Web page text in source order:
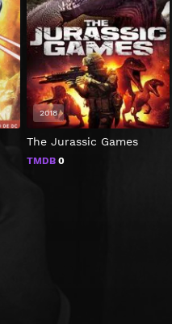
The Jurassic Games
TMDB 0
2018